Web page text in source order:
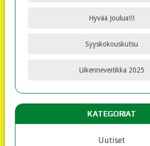
Hyvää Joulua!!!
Syyskokouskutsu
Liikenneveitikka 2025
KATEGORIAT
Uutiset